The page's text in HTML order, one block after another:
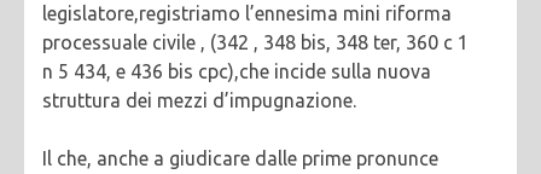
legislatore,registriamo l’ennesima mini riforma
processuale civile , (342 , 348 bis, 348 ter, 360 c 1
n 5 434, e 436 bis cpc),che incide sulla nuova
struttura dei mezzi d’impugnazione.
Il che, anche a giudicare dalle prime pronunce